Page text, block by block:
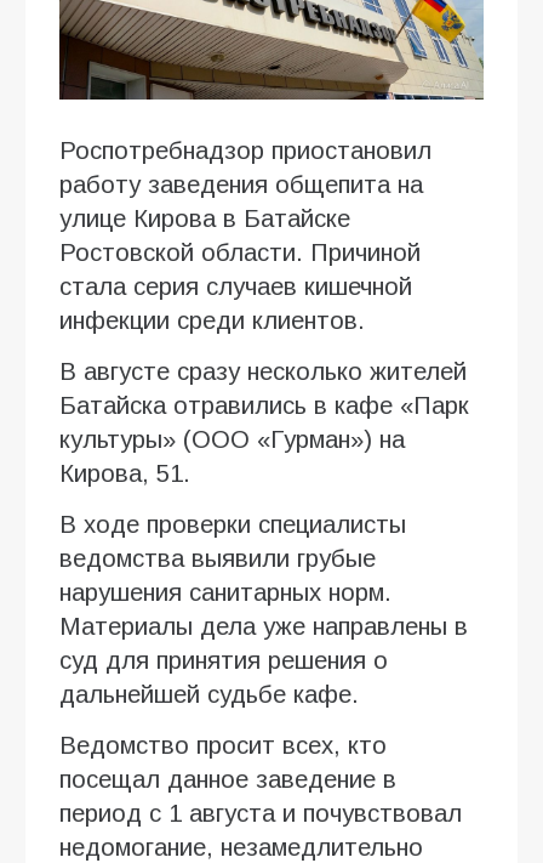
Роспотребнадзор приостановил
работу заведения общепита на
улице Кирова в Батайске
Ростовской области. Причиной
стала серия случаев кишечной
инфекции среди клиентов.
В августе сразу несколько жителей
Батайска отравились в кафе «Парк
культуры» (ООО «Гурман») на
Кирова, 51.
В ходе проверки специалисты
ведомства выявили грубые
нарушения санитарных норм.
Материалы дела уже направлены в
суд для принятия решения о
дальнейшей судьбе кафе.
Ведомство просит всех, кто
посещал данное заведение в
период с 1 августа и почувствовал
недомогание, незамедлительно